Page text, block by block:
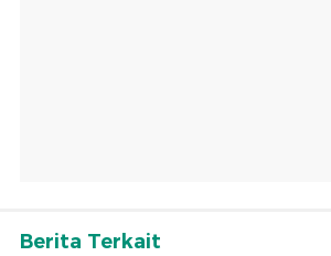
Berita Terkait